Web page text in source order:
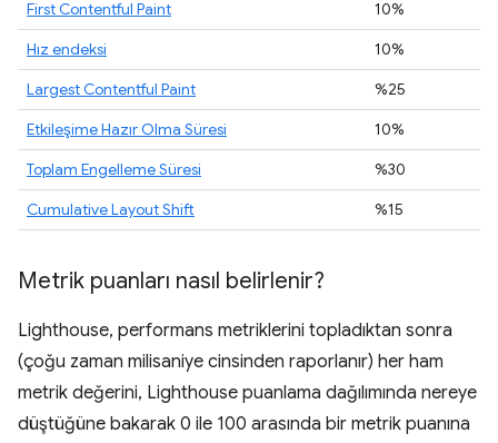
First Contentful Paint
10%
Hız endeksi
10%
Largest Contentful Paint
%25
Etkileşime Hazır Olma Süresi
10%
Toplam Engelleme Süresi
%30
Cumulative Layout Shift
%15
Metrik puanları nasıl belirlenir?
Lighthouse, performans metriklerini topladıktan sonra
(çoğu zaman milisaniye cinsinden raporlanır) her ham
metrik değerini, Lighthouse puanlama dağılımında nereye
düştüğüne bakarak 0 ile 100 arasında bir metrik puanına